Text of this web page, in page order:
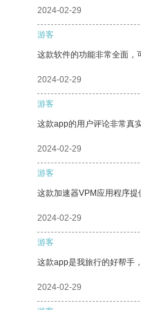
2024-02-29
游客
这款软件的功能非常全面，
2024-02-29
游客
这款app的用户评论非常真
2024-02-29
游客
这款加速器VPM应用程序提
2024-02-29
游客
这款app是我旅行的好帮手
2024-02-29